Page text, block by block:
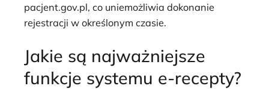
pacjent.gov.pl, co uniemożliwia dokonanie
rejestracji w określonym czasie.
Jakie są najważniejsze
funkcje systemu e-recepty?